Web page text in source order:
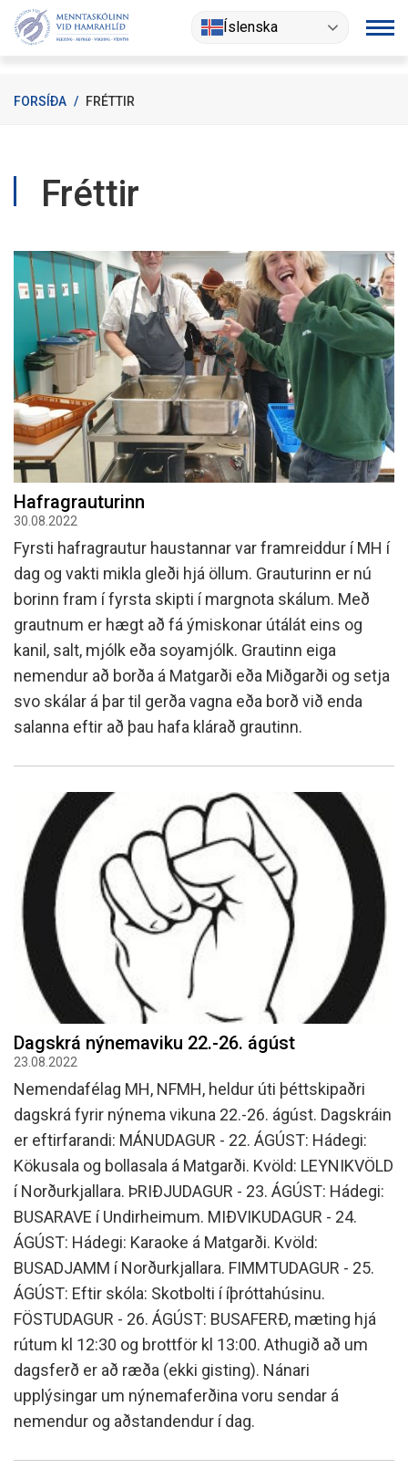
Fara
Íslenska
FORSÍÐA / FRÉTTIR
Fréttir
Hafragrauturinn
30.08.2022
Fyrsti hafragrautur haustannar var framreiddur í MH í
dag og vakti mikla gleði hjá öllum. Grauturinn er nú
borinn fram í fyrsta skipti í margnota skálum. Með
grautnum er hægt að fá ýmiskonar útálát eins og
kanil, salt, mjólk eða soyamjólk. Grautinn eiga
nemendur að borða á Matgarði eða Miðgarði og setja
svo skálar á þar til gerða vagna eða borð við enda
salanna eftir að þau hafa klárað grautinn.
Dagskrá nýnemaviku 22.-26. ágúst
23.08.2022
Nemendafélag MH, NFMH, heldur úti þéttskipaðri
dagskrá fyrir nýnema vikuna 22.-26. ágúst. Dagskráin
er eftirfarandi: MÁNUDAGUR - 22. ÁGÚST: Hádegi:
Kökusala og bollasala á Matgarði. Kvöld: LEYNIKVÖLD
í Norðurkjallara. ÞRIÐJUDAGUR - 23. ÁGÚST: Hádegi:
BUSARAVE í Undirheimum. MIÐVIKUDAGUR - 24.
ÁGÚST: Hádegi: Karaoke á Matgarði. Kvöld:
BUSADJAMM í Norðurkjallara. FIMMTUDAGUR - 25.
ÁGÚST: Eftir skóla: Skotbolti í íþróttahúsinu.
FÖSTUDAGUR - 26. ÁGÚST: BUSAFERÐ, mæting hjá
rútum kl 12:30 og brottför kl 13:00. Athugið að um
dagsferð er að ræða (ekki gisting). Nánari
upplýsingar um nýnemaferðina voru sendar á
nemendur og aðstandendur í dag.